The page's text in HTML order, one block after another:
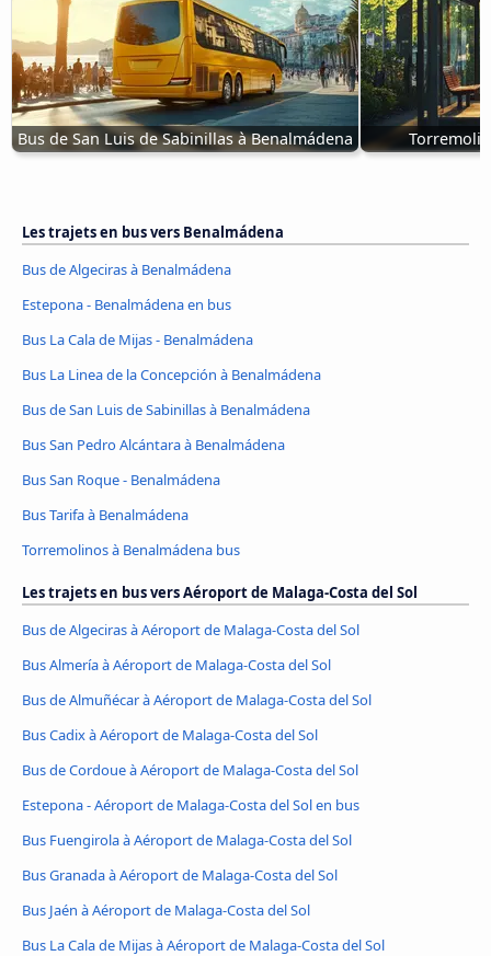
Bus de San Luis de Sabinillas à Benalmádena
Les trajets en bus vers Benalmádena
Bus de Algeciras à Benalmádena
Estepona - Benalmádena en bus
Bus La Cala de Mijas - Benalmádena
Bus La Linea de la Concepción à Benalmádena
Bus de San Luis de Sabinillas à Benalmádena
Bus San Pedro Alcántara à Benalmádena
Bus San Roque - Benalmádena
Bus Tarifa à Benalmádena
Torremolinos à Benalmádena bus
Les trajets en bus vers Aéroport de Malaga-Costa del Sol
Bus de Algeciras à Aéroport de Malaga-Costa del Sol
Bus Almería à Aéroport de Malaga-Costa del Sol
Bus de Almuñécar à Aéroport de Malaga-Costa del Sol
Bus Cadix à Aéroport de Malaga-Costa del Sol
Bus de Cordoue à Aéroport de Malaga-Costa del Sol
Estepona - Aéroport de Malaga-Costa del Sol en bus
Bus Fuengirola à Aéroport de Malaga-Costa del Sol
Bus Granada à Aéroport de Malaga-Costa del Sol
Bus Jaén à Aéroport de Malaga-Costa del Sol
Bus La Cala de Mijas à Aéroport de Malaga-Costa del Sol